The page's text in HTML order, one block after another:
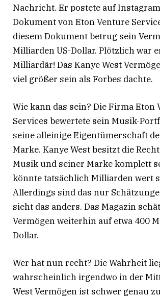
Nachricht. Er postete auf
Dokument von Eton Venture
diesem Dokument betrug sein
Milliarden US-Dollar. Plötzlich war
Milliardär! Das Kanye West
viel größer sein als Forbes dachte.
Wie kann das sein? Die Firma Eton
Services bewertete sein Musik-
seine alleinige Eigentümerschaft
Marke. Kanye West besitzt die
Musik und seiner Marke komplett
könnte tatsächlich Milliarden wert
Allerdings sind das nur
sieht das anders. Das Magazin
Vermögen weiterhin auf etwa 400
Dollar.
Wer hat nun recht? Die Wahrheit
wahrscheinlich irgendwo in der
West Vermögen ist schwer genau